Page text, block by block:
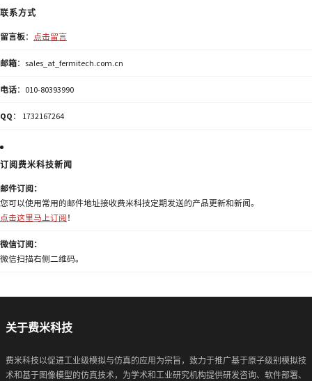
联系方式
留言板： 点击留言
邮箱：sales_at_fermitech.com.cn
电话：010-80393990
QQ ： 1732167264
订阅费米科技新闻
邮件订阅：
您可以使用常用的邮件地址接收费米科技定期发送的产品更新和新闻。
点击这里马上订阅 ！
微信订阅：
微信扫描右侧二维码。
关于费米科技
费米科技以促进工业级模拟与仿真的应用为宗旨，致力于推广基于原子级别模拟技
术和基于图像模型的仿真技术，为学术和工业研究机构提供研发咨询、软件部署、